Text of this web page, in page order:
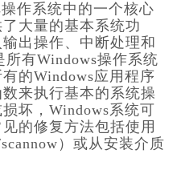
作系统中的一个核心
大量的基本系统功
出操作、中断处理和
有Windows操作系统
的Windows应用程序
来执行基本的系统操
坏，Windows系统可
的修复方法包括使用
）或从安装介质